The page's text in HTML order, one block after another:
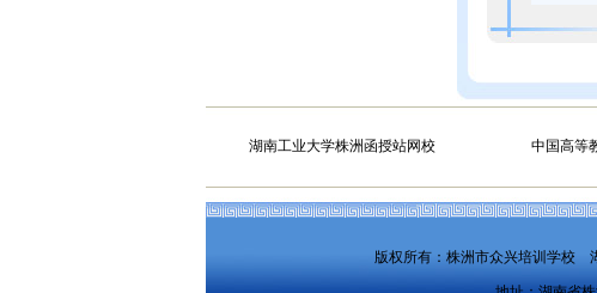
湖南工业大学株洲函授站网校 中国高等
版权所有：株洲市众兴培训学校